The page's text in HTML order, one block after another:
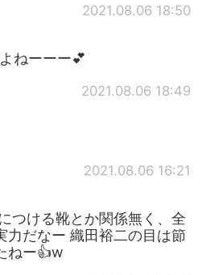
2021.08.06 18:50
ねーーー💕
2021.08.06 18:49
2021.08.06 16:21
つける靴とか関係無く、全
力だなー 織田裕二の目は節
ねー👍w